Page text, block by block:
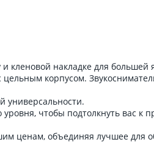
накладке для большей
корпусом.
универсальности.
чтобы подтолкнуть вас к
ценам, объединяя лучшее для